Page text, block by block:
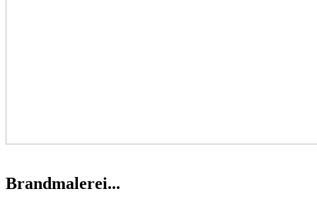
Brandmalerei...